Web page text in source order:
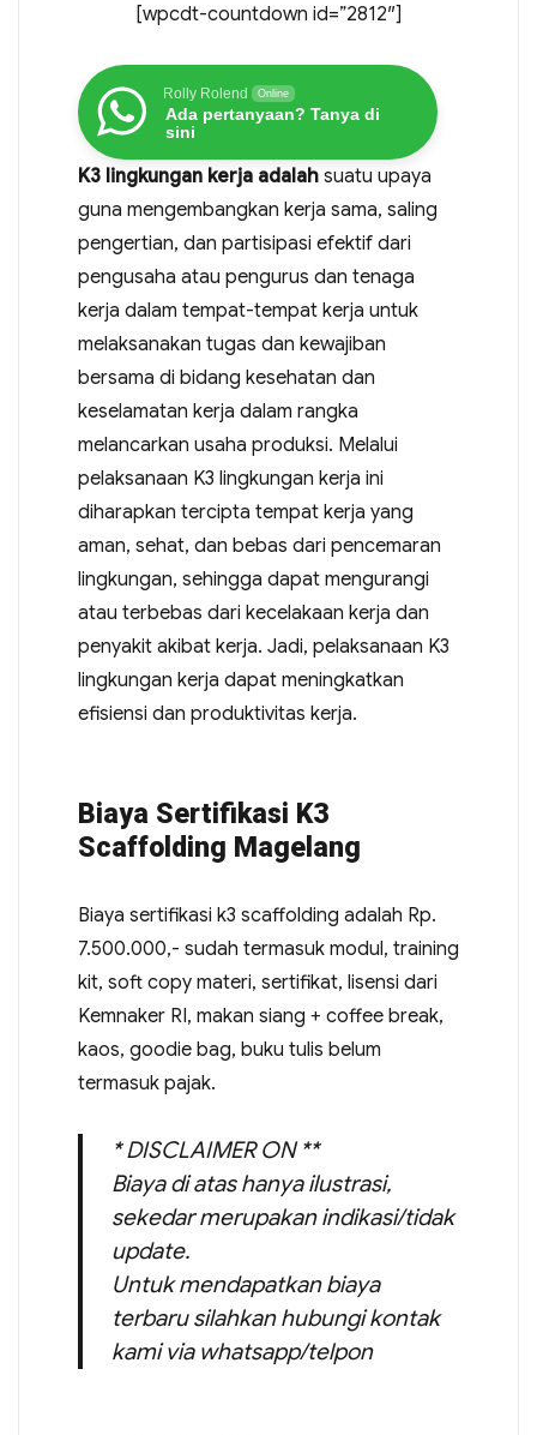
[wpcdt-countdown id=”2812″]
Rolly Rolend Online
Ada pertanyaan? Tanya di
sini
K3 lingkungan kerja adalahsuatu upaya
guna mengembangkan kerja sama, saling
pengertian, dan partisipasi efektif dari
pengusaha atau pengurus dan tenaga
kerja dalam tempat-tempat kerja untuk
melaksanakan tugas dan kewajiban
bersama di bidang kesehatan dan
keselamatan kerja dalam rangka
melancarkan usaha produksi. Melalui
pelaksanaan K3 lingkungan kerja ini
diharapkan tercipta tempat kerja yang
aman, sehat, dan bebas dari pencemaran
lingkungan, sehingga dapat mengurangi
atau terbebas dari kecelakaan kerja dan
penyakit akibat kerja. Jadi, pelaksanaan K3
lingkungan kerja dapat meningkatkan
efisiensi dan produktivitas kerja.
Biaya Sertifikasi K3
Scaffolding Magelang
Biaya sertifikasi k3 scaffolding adalah Rp.
7.500.000,- sudah termasuk modul, training
kit, soft copy materi, sertifikat, lisensi dari
Kemnaker RI, makan siang + coffee break,
kaos, goodie bag, buku tulis belum
termasuk pajak.
* DISCLAIMER ON **
Biaya di atas hanya ilustrasi,
sekedar merupakan indikasi/tidak
update.
Untuk mendapatkan biaya
terbaru silahkan hubungi kontak
kami via whatsapp/telpon